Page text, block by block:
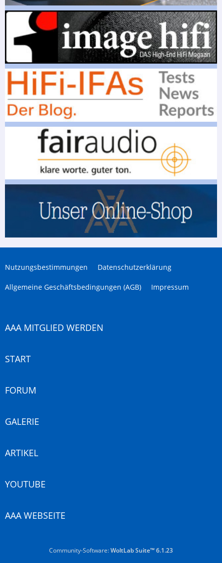
Nutzungsbestimmungen Datenschutzerklärung
Allgemeine Geschäftsbedingungen (AGB) Impressum
AAA MITGLIED WERDEN
START
FORUM
GALERIE
ARTIKEL
YOUTUBE
AAA WEBSEITE
Community-Software:WoltLab Suite™ 6.1.23